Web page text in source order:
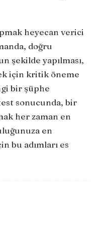
heyecan verici
doğru
şekilde yapılması,
için kritik öneme
bir şüphe
sonucunda, bir
her zaman en
en
bu adımları es